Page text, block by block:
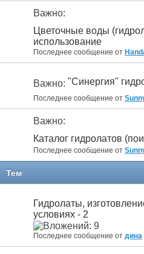
Важно:
Цветочные воды
использование
Последнее сообщение от
Важно: "Синергия"
Последнее сообщение от
Важно:
Каталог гидролатов
Последнее сообщение от
Тем
Гидролаты,
условиях - 2
Последнее сообщение от дина